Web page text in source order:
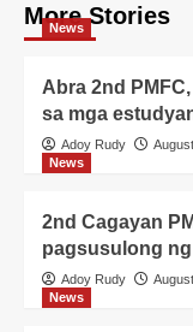
More Stories
News
Abra 2nd
sa mga
Adoy Rudy
News
2nd Cagayan
pagsusulong
Adoy Rudy
News